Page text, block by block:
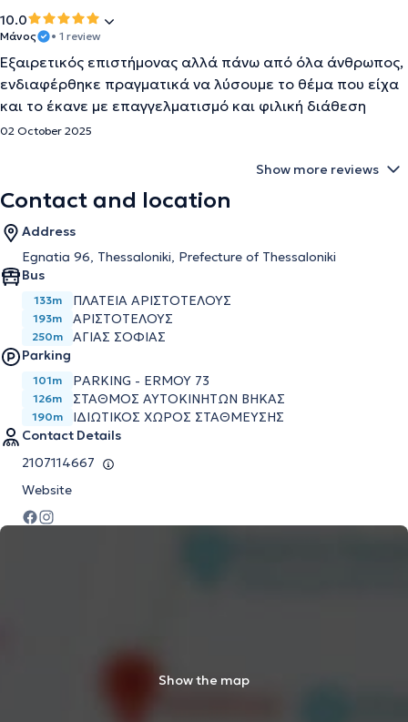
10.0
Μάνος • 1 review
Εξαιρετικός επιστήμονας αλλά πάνω από όλα άνθρωπος,
ενδιαφέρθηκε πραγματικά να λύσουμε το θέμα που είχα
και το έκανε με επαγγελματισμό και φιλική διάθεση
02 October 2025
Show more reviews
Contact and location
Address
Egnatia 96, Thessaloniki, Prefecture of Thessaloniki
Bus
133m ΠΛΑΤΕΙΑ ΑΡΙΣΤΟΤΕΛΟΥΣ
193m ΑΡΙΣΤΟΤΕΛΟΥΣ
250m
ΑΓΙΑΣ ΣΟΦΙΑΣ
Parking
101m PARKING - ERMOY 73
126m ΣΤΑΘΜΟΣ ΑΥΤΟΚΙΝΗΤΩΝ ΒΗΚΑΣ
190m
ΙΔΙΩΤΙΚΟΣ ΧΩΡΟΣ ΣΤΑΘΜΕΥΣΗΣ
Contact Details
2107114667
Website
Show the map